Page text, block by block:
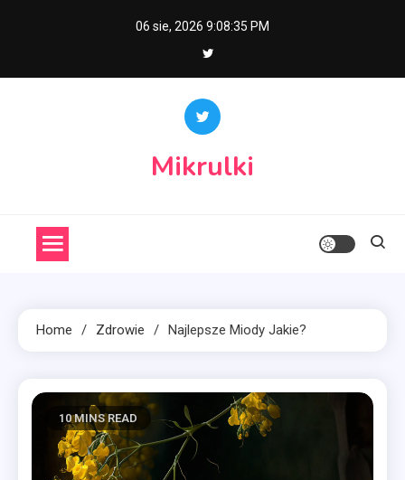
06 sie, 2026 9:08:36 PM
Mikrulki
Home Zdrowie Najlepsze Miody Jakie?
10 MINS READ